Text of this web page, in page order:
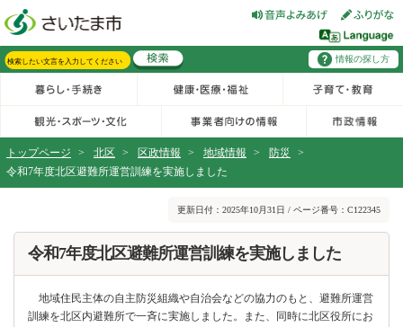
情報の探し方
トップページ > 北区 > 区政情報 > 地域情報 > 防災
>
令和7年度北区避難所運営訓練を実施しました
更新日付：2025年10月31日 / ページ番号：C122345
令和7年度北区避難所運営訓練を実施しました
地域住民主体の自主防災組織や自治会などの協力のもと、避難所運営
訓練を北区内避難所で一斉に実施しました。また、同時に北区役所にお